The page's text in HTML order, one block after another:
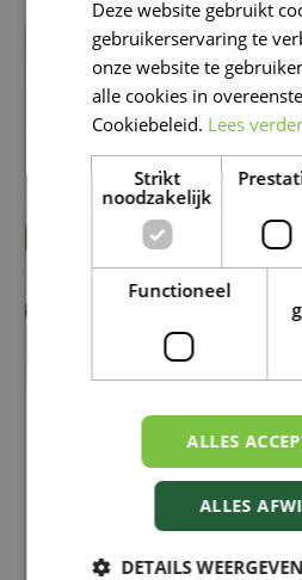
KRUIDEN DROGEN EN
OOK LATER NOG VAN
Kruiden over?Ontdek hoe je
en bewaart, zodat je ook in
geniet van verse smaken uit
Lees meer...
Deze website gebruikt
gebruikerservaring te
onze website te
alle cookies in
Cookiebeleid. Lees verder
Strikt
noodzakelijk
Functioneel
ALLES
ALLES
DETAILS WEERGEVEN